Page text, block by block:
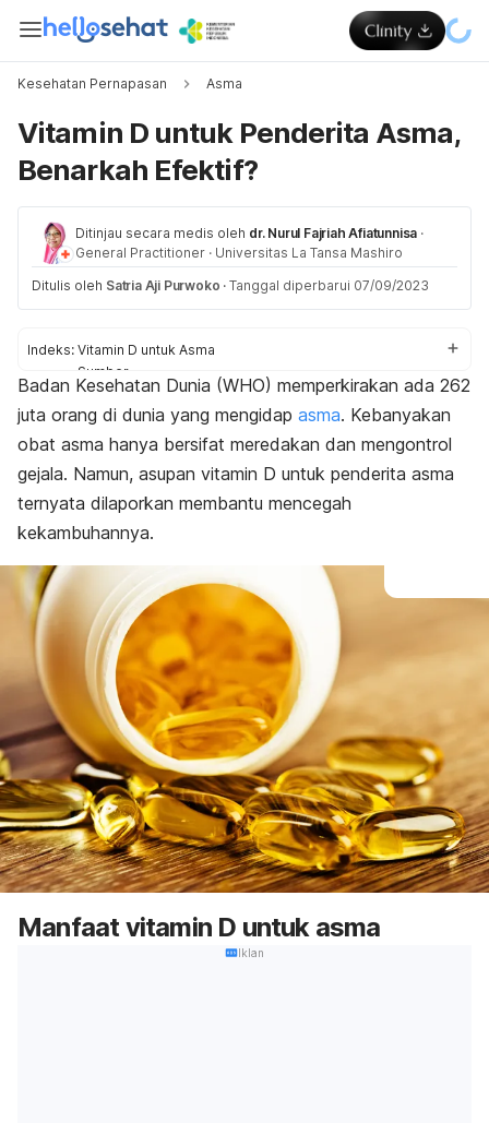
Kesehatan Pernapasan Asma
Vitamin D untuk Penderita Asma,
Benarkah Efektif?
Ditinjau secara medis oleh dr. Nurul Fajriah Afiatunnisa ·
General Practitioner · Universitas La Tansa Mashiro
Ditulis oleh Satria Aji Purwoko · Tanggal diperbarui 07/09/2023
Indeks: Vitamin D untuk Asma
Sumber
Vitamin lainnya
Badan Kesehatan Dunia (WHO) memperkirakan ada 262
juta orang di dunia yang mengidap asma. Kebanyakan
obat asma hanya bersifat meredakan dan mengontrol
gejala. Namun, asupan vitamin D untuk penderita asma
ternyata dilaporkan membantu mencegah
kekambuhannya.
Manfaat vitamin D untuk asma
Iklan